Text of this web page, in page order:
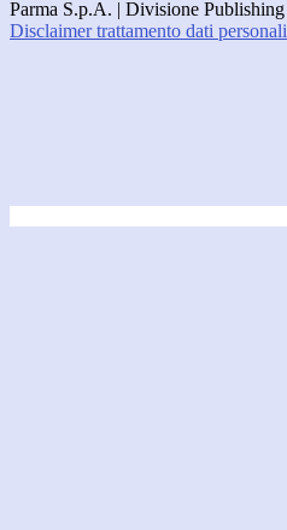
Parma S.p.A. | Divisione
Disclaimer trattamento dati personali